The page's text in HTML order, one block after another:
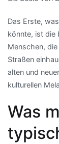
Das Erste,
könnte, ist die
Menschen,
Straßen
alten und
kulturellen
Was